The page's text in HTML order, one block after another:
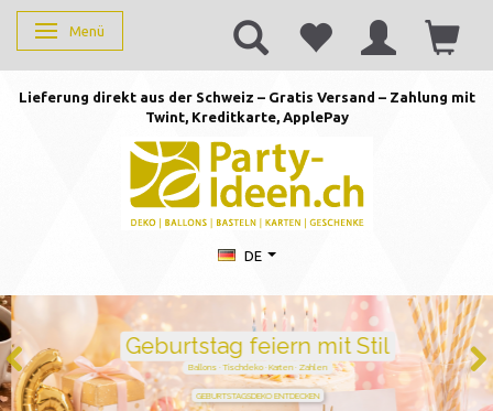
Anzeige ändern
Menü
Lieferung direkt aus der Schweiz – Gratis Versand – Zahlung mit
Twint, Kreditkarte, ApplePay
DE
Geburtstag feiern mit Stil
Ballons · Tischdeko · Karten · Zahlen
GEBURTSTAGSDEKO ENTDECKEN